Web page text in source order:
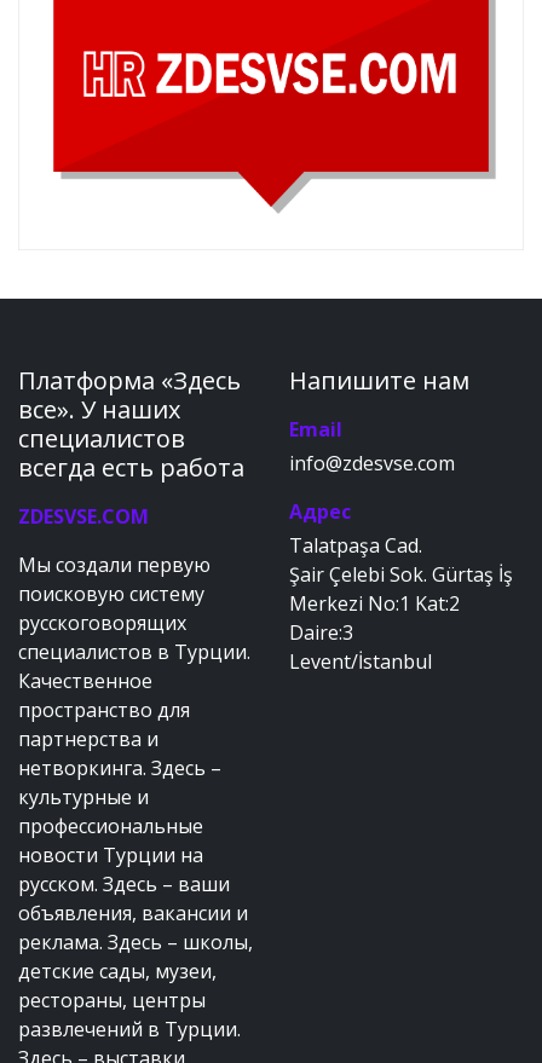
Платформа «Здесь
все». У наших
специалистов
всегда есть работа
ZDESVSE.COM
Мы создали первую
поисковую систему
русскоговорящих
специалистов в Турции.
Качественное
пространство для
партнерства и
нетворкинга. Здесь –
культурные и
профессиональные
новости Турции на
русском. Здесь – ваши
объявления, вакансии и
реклама. Здесь – школы,
детские сады, музеи,
рестораны, центры
развлечений в Турции.
Напишите нам
Email
info@zdesvse.com
Адрес
Talatpaşa Cad.
Şair Çelebi Sok. Gürtaş İş
Merkezi No:1 Kat:2
Daire:3
Levent/İstanbul